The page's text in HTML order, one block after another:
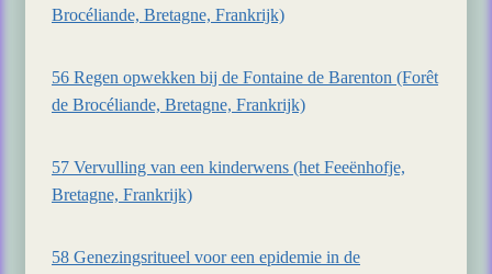
Brocéliande, Bretagne, Frankrijk)
56 Regen opwekken bij de Fontaine de Barenton (Forêt
de Brocéliande, Bretagne, Frankrijk)
57 Vervulling van een kinderwens (het Feeënhofje,
Bretagne, Frankrijk)
58 Genezingsritueel voor een epidemie in de